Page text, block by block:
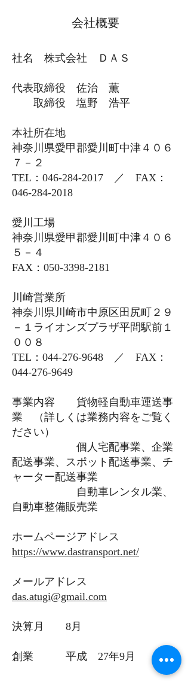
会社概要
社名 株式会社 ＤＡＳ
代表取締役 佐治 薫
取締役 塩野 浩平
本社所在地
神奈川県愛甲郡愛川町中津４０６
７－２
TEL：046-284-2017 ／ FAX：
046-284-2018
愛川工場
神奈川県愛甲郡愛川町中津４０６
５－４
FAX：050-3398-2181
川崎営業所
神奈川県川崎市中原区田尻町２９
－１ライオンズプラザ平間駅前１
００８
TEL：044-276-9648 ／ FAX：
044-276-9649
事業内容 貨物軽自動車運送事
業 （詳しくは業務内容をご覧く
ださい）
個人宅配事業、企業
配送事業、スポット配送事業、チ
ャーター配送事業
自動車レンタル業、
自動車整備販売業
ホームページアドレス
https://www.dastransport.net/
メールアドレス
das.atugi@gmail.com
決算月 8月
創業 平成 27年9月